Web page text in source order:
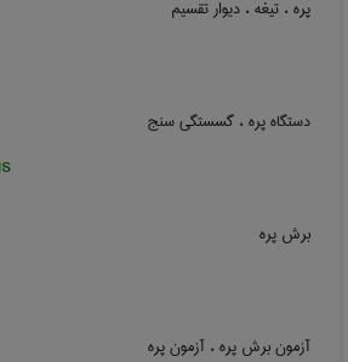
پره ، تیغه ، دیوار تقسیم
دستگاه پره ، گسستگی سنج
برش پره
آزمون برش پره ، آزمون پره